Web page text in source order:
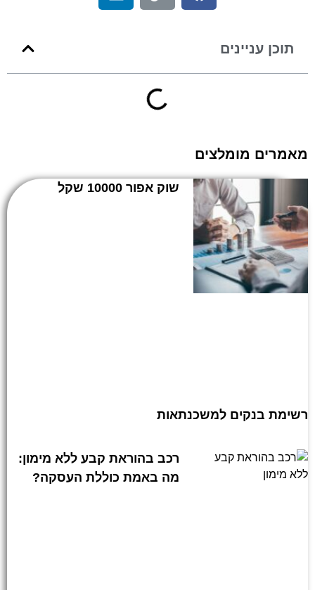
תוכן עניינים
מאמרים מומלצים
שוק אפור 10000 שקל
רשימת בנקים למשכנתאות
רכב בהוראת קבע ללא מימון:
מה באמת כוללת העסקה?